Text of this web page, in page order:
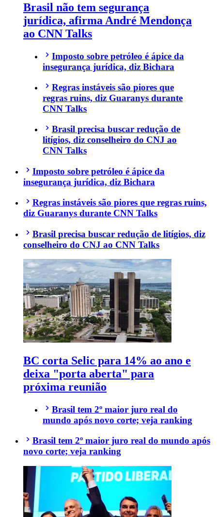
Brasil não tem segurança
jurídica, afirma André Mendonça
ao CNN Talks
Imposto sobre petróleo é ápice da
insegurança jurídica, diz Bichara
Regras instáveis são piores que
regras ruins, diz Guaranys durante
CNN Talks
Brasil precisa buscar redução de
litígios, diz conselheiro do CNJ ao
CNN Talks
Imposto sobre petróleo é ápice da
insegurança jurídica, diz Bichara
Regras instáveis são piores que regras ruins,
diz Guaranys durante CNN Talks
Brasil precisa buscar redução de litígios, diz
conselheiro do CNJ ao CNN Talks
BC corta Selic para 14% ao ano e
deixa "porta aberta" para
próxima reunião
Brasil tem 2º maior juro real do
mundo após novo corte; veja ranking
Brasil tem 2º maior juro real do mundo após
novo corte; veja ranking